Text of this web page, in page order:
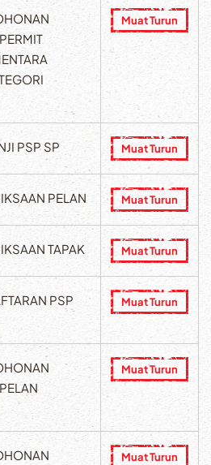
Muat Turun
PSP SP Muat Turun
PELAN Muat Turun
TAPAK Muat Turun
PSP
Muat Turun
Muat Turun
Muat Turun